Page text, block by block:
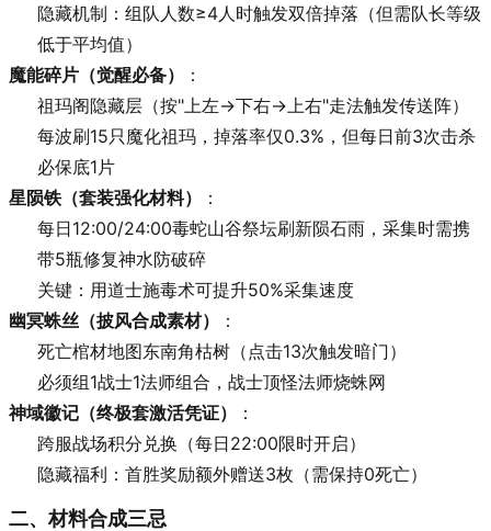
隐藏机制：组队人数≥4人时触发双倍掉落（但需队长等级
低于平均值）
魔能碎片（觉醒必备）
：
祖玛阁隐藏层（按"上左→下右→上右"走法触发传送阵）
每波刷15只魔化祖玛，掉落率仅0.3%，但每日前3次击杀
必保底1片
星陨铁（套装强化材料）
：
每日12:00/24:00毒蛇山谷祭坛刷新陨石雨，采集时需携
带5瓶修复神水防破碎
关键：用道士施毒术可提升50%采集速度
幽冥蛛丝（披风合成素材）
：
死亡棺材地图东南角枯树（点击13次触发暗门）
必须组1战士1法师组合，战士顶怪法师烧蛛网
神域徽记（终极套激活凭证）
：
跨服战场积分兑换（每日22:00限时开启）
隐藏福利：首胜奖励额外赠送3枚（需保持0死亡）
二、材料合成三忌